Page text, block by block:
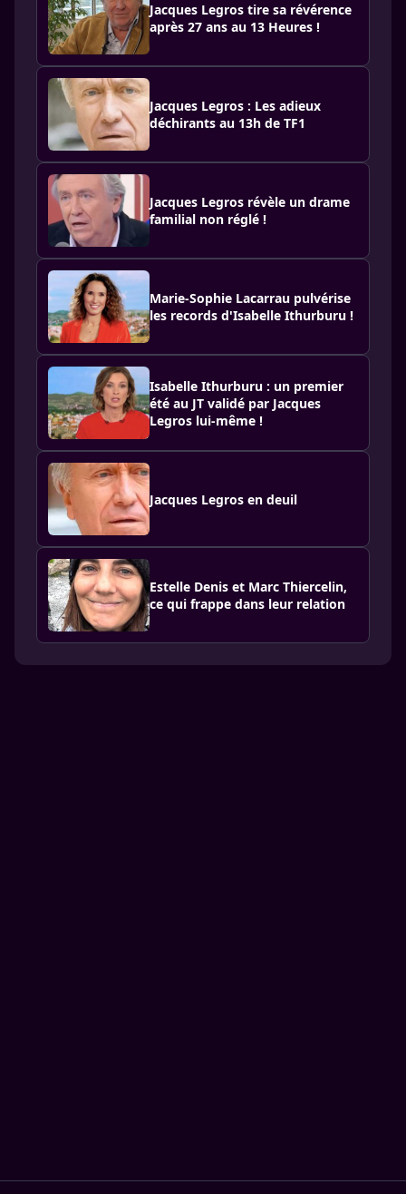
Jacques Legros tire sa révérence
après 27 ans au 13 Heures !
Jacques Legros : Les adieux
déchirants au 13h de TF1
Jacques Legros révèle un drame
familial non réglé !
Marie-Sophie Lacarrau pulvérise
les records d'Isabelle Ithurburu !
Isabelle Ithurburu : un premier
été au JT validé par Jacques
Legros lui-même !
Jacques Legros en deuil
Estelle Denis et Marc Thiercelin,
ce qui frappe dans leur relation